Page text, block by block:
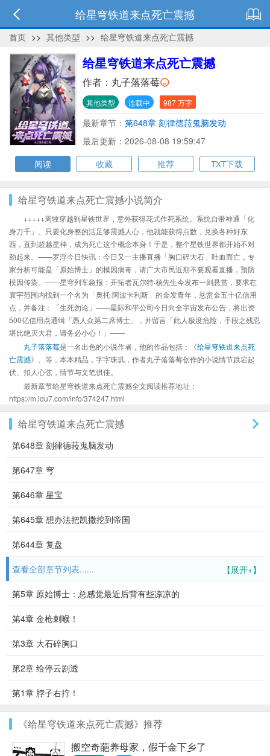
给星穹铁道来点死亡震撼
首页 >> 其他类型 >> 给星穹铁道来点死亡震撼
给星穹铁道来点死亡震撼
作者： 丸子落落莓
其他类型 连载中 987 万字
最新章节： 第648章 刻律德菈鬼脑发动
最后更新：2026-08-08 19:59:47
阅读
收藏 推荐 TXT下载
给星穹铁道来点死亡震撼小说简介
+++++周牧穿越到星铁世界，意外获得花式作死系统。系统自带神通「化
身万千」。只要化身整的活足够震撼人心，他就能获得点数，兑换各种好东
西，直到超越星神，成为死亡这个概念本身！于是，整个星铁世界都开始不对
劲起来。——罗浮今日快讯：今日又一主播直播「胸口碎大石」吐血而亡，专
家分析可能是「原始博士」的模因病毒，请广大市民近期不要观看直播，预防
模因传染。——星穹列车急报：开拓者瓦尔特·杨先生今发布一则悬赏，要求在
寰宇范围内找到一个名为「奥托·阿波卡利斯」的金发青年，悬赏金五十亿信用
点，并备注：「生死勿论」——星际和平公司今日向全宇宙发布公告，将出资
500亿信用点通缉「愚人众第二席博士」，并留言「此人极度危险，手段之残忍
堪比绝灭大君，请务必小心！」——
丸子落落莓是一名出色的小说作者，他的作品包括：《给星穹铁道来点死
亡震撼》、等，本本精品，字字珠玑，作者丸子落落莓创作的小说情节跌宕起
伏、扣人心弦，情节与文笔俱佳。
最新章节给星穹铁道来点死亡震撼全文阅读推荐地址：
https://m.idu7.com/info/374247.html
给星穹铁道来点死亡震撼
第648章 刻律德菈鬼脑发动
第647章 穹
第646章 星宝
第645章 想办法把凯撒挖到帝国
第644章 复盘
【展开+】
查看全部章节列表......
第5章 原始博士：总感觉最近后背有些凉凉的
第4章 金枪刺喉！
第3章 大石碎胸口
第2章 给停云剧透
第1章 脖子右拧！
《给星穹铁道来点死亡震撼》推荐
搬空奇葩养母家，假千金下乡了